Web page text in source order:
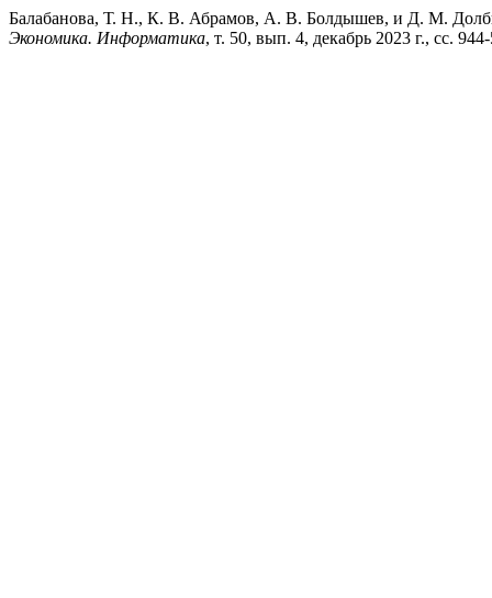
Балабанова, Т. Н., К. В. Абрамов, А. В. Болдышев, и Д. М.
Экономика. Информатика, т. 50, вып. 4, декабрь 2023 г., сс.